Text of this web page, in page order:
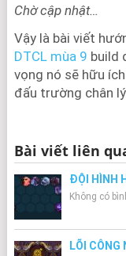
Chờ cập nhật…
Vậy là bài viết
DTCL mùa 9 build
vọng nó sẽ hữu
đấu trường chân lý.
Bài viết liên
ĐỘI HÌNH
Không có
LÕI